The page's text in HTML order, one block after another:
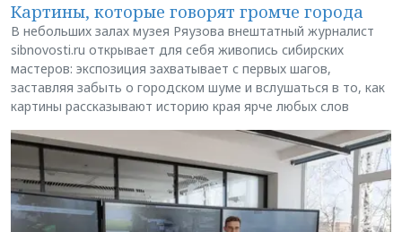
Картины, которые говорят громче города
В небольших залах музея Ряузова внештатный журналист
sibnovosti.ru открывает для себя живопись сибирских
мастеров: экспозиция захватывает с первых шагов,
заставляя забыть о городском шуме и вслушаться в то, как
картины рассказывают историю края ярче любых слов